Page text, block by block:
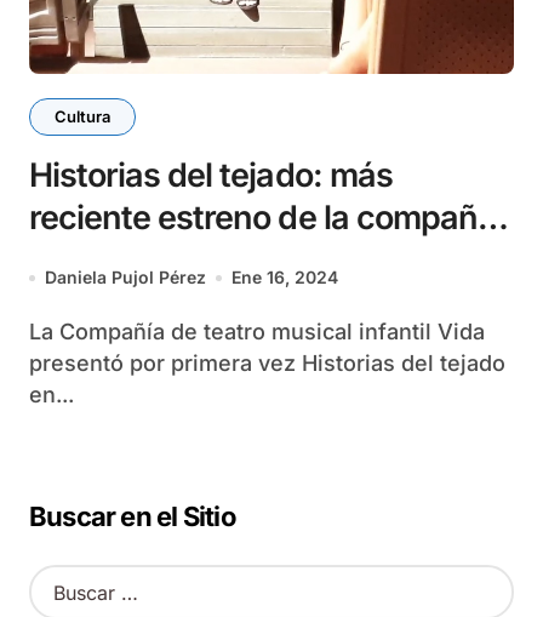
Cultura
Historias del tejado: más
reciente estreno de la compañía
Vida
Daniela Pujol Pérez Ene 16, 2024
La Compañía de teatro musical infantil Vida
presentó por primera vez Historias del tejado
en...
Buscar en el Sitio
B
u